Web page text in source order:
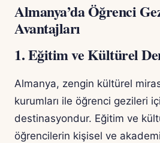
Almanya’da Öğrenci
Avantajları
1. Eğitim ve Kültürel
Almanya, zengin kültürel
kurumları ile öğrenci gezileri
destinasyondur. Eğitim ve
öğrencilerin kişisel ve